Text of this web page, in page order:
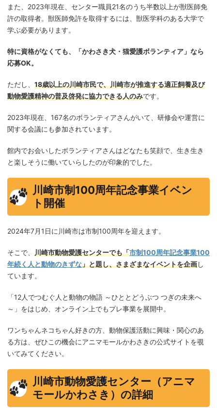
また、2023年現在、センター職員21名のうち半数以上が獣医師免
許の取得者。獣医師免許を取得するには、獣医学科のある大学で
学ぶ必要があります。
特に資格がなくても、「かわさき犬・猫愛護ボランティア」なら
応募OK。
ただし、 18歳以上の川崎市民で、川崎市が推進する適正飼養及び
動物愛護精神の普及啓発に協力できる人のみです。
2023年現在、167名のボランティアさんがいて、研修会や運営に
関する会議にも参加されています。
館内でお会いしたボランティアさんはどなたも笑顔で、生き生き
と楽しそうに働いていらしたのが印象的でした。
川崎市制100周年記念事業イベン
ト開催
2024年7月1日に川崎市は市制100周年を迎えます。
そこで、 川崎市動物愛護センターでも「市制100周年記念事業100
年続く人と動物のきずな」と題し、さまざまなイベントを企画し
ています。
「12人でつむぐ人と動物の物語 ～ひととどうぶつ つぎの未来へ
～」をはじめ、オンライン上でもプレ事業を展開中。
ワンちゃんネコちゃん好きの方、動物保護活動に興味・関心のあ
る方は、ぜひこの機会にアニマモールかわさきの公式サイトを覗
いてみてください。
川崎市動物愛護センター（アニマ
モールかわさき）の詳細